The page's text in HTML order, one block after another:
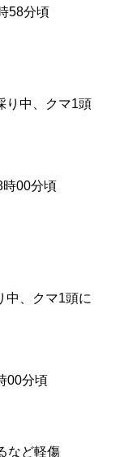
58分頃
り中、クマ1頭
00分頃
中、クマ1頭に
00分頃
など軽傷